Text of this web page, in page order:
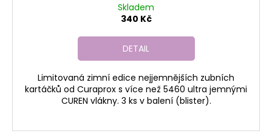
Skladem
340 Kč
DETAIL
Limitovaná zimní edice nejjemnějších zubních
kartáčků od Curaprox s více než 5460 ultra jemnými
CUREN vlákny. 3 ks v balení (blister).